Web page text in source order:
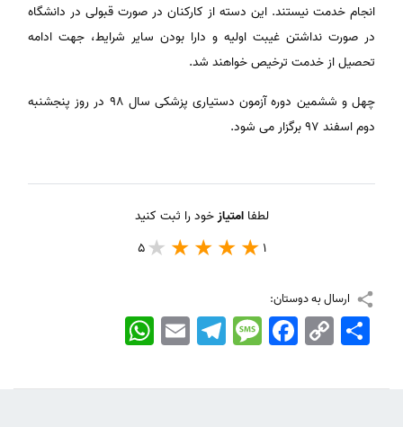
انجام خدمت نیستند. این دسته از کارکنان در صورت قبولی در دانشگاه
در صورت نداشتن غیبت اولیه و دارا بودن سایر شرایط، جهت ادامه
تحصیل از خدمت ترخیص خواهند شد.
چهل و ششمین دوره آزمون دستیاری پزشکی سال ۹۸ در روز پنجشنبه
دوم اسفند ۹۷ برگزار می شود.
لطفاامتیازخود را ثبت کنید
1
5
ارسال به دوستان:
WhatsApp EmailTelegramMessageFacebook Copy
Link
اشتراک